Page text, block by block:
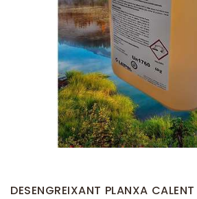
DESENGREIXANT PLANXA